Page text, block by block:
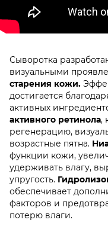
Сыворотка
визуальными
старения кожи.
достигается
активных
активного ретинола,
регенерацию,
возрастные пятна.
функции кожи,
удерживать влагу,
упругость.
обеспечивает
факторов и
потерю влаги.